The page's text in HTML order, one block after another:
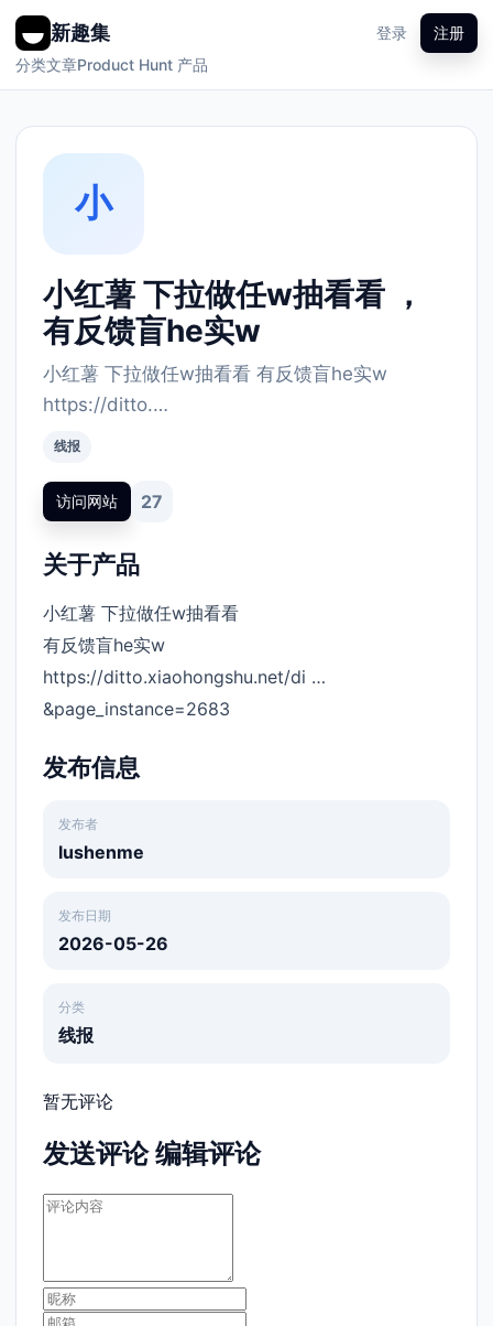
新趣集
分类文章Product Hunt 产品
登录 注册
小
小红薯 下拉做任w抽看看 ，
有反馈盲he实w
小红薯 下拉做任w抽看看 有反馈盲he实w
https://ditto.…
线报
访问网站 27
关于产品
小红薯 下拉做任w抽看看
有反馈盲he实w
https://ditto.xiaohongshu.net/di …
&page_instance=2683
发布信息
发布者
lushenme
发布日期
2026-05-26
分类
线报
暂无评论
发送评论 编辑评论